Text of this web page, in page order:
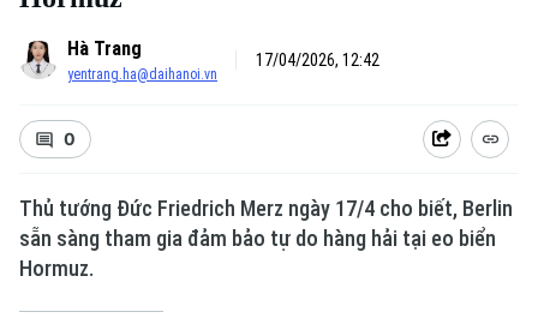
Hà Trang
yentrang.ha@daihanoi.vn
17/04/2026, 12:42
0
Thủ tướng Đức Friedrich Merz ngày 17/4 cho biết, Berlin
sẵn sàng tham gia đảm bảo tự do hàng hải tại eo biển
Hormuz.